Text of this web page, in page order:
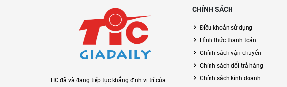
TIC đã và đang tiếp tục khẳng định vị trí của
CHÍNH SÁCH
Điều khoản sử dụng
Hình thức thanh toán
Chính sách vận chuyển
Chính sách đổi trả hàng
Chính sách kinh doanh